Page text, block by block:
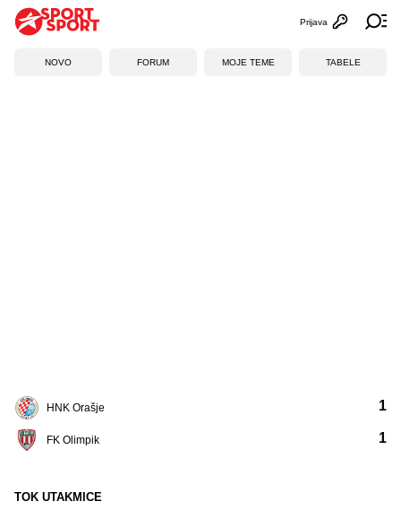
Otvori
Prijava
NOVO FORUM MOJE TEME TABELE
HNK Orašje
FK Olimpik
1
1
TOK UTAKMICE